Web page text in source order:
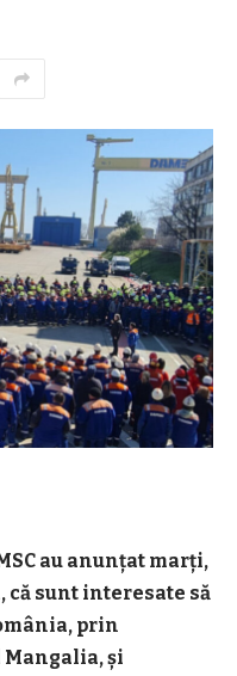
au anunţat marţi,
sunt interesate să
prin
şi